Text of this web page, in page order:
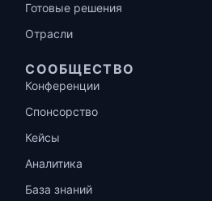
Готовые решения
Отрасли
СООБЩЕСТВО
Конференции
Спонсорство
Кейсы
Аналитика
База знаний